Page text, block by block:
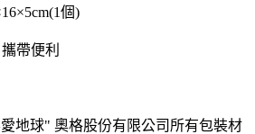
個)
帶便利
地球" 奧格股份有限公司所有包裝材